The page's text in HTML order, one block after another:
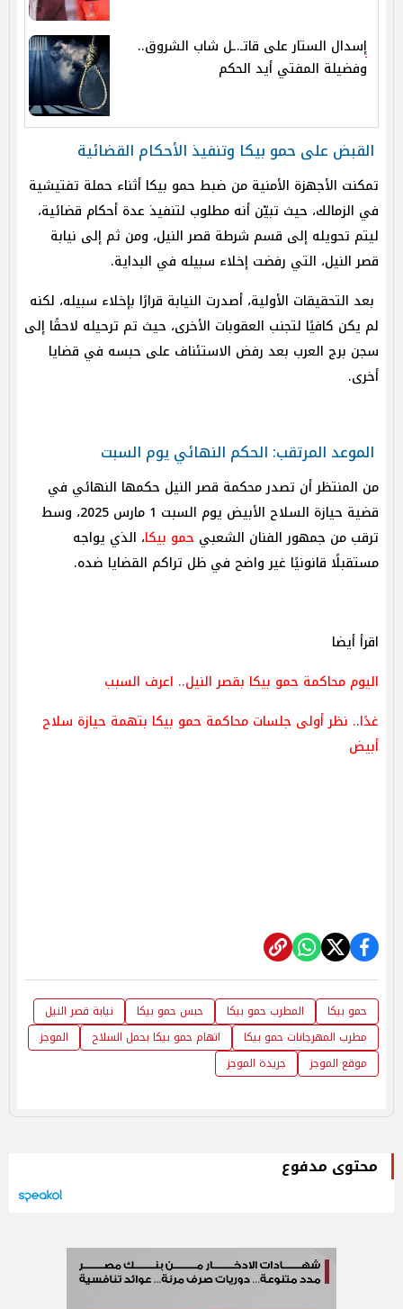
إسدال الستار على قاتـ.ـل شاب الشروق..
وفضيلة المفتي أيد الحكم
القبض على حمو بيكا وتنفيذ الأحكام القضائية
تمكنت الأجهزة الأمنية من ضبط حمو بيكا أثناء حملة تفتيشية
في الزمالك، حيث تبيّن أنه مطلوب لتنفيذ عدة أحكام قضائية،
ليتم تحويله إلى قسم شرطة قصر النيل، ومن ثم إلى نيابة
قصر النيل، التي رفضت إخلاء سبيله في البداية.
بعد التحقيقات الأولية، أصدرت النيابة قرارًا بإخلاء سبيله، لكنه
لم يكن كافيًا لتجنب العقوبات الأخرى، حيث تم ترحيله لاحقًا إلى
سجن برج العرب بعد رفض الاستئناف على حبسه في قضايا
أخرى.
الموعد المرتقب: الحكم النهائي يوم السبت
من المنتظر أن تصدر محكمة قصر النيل حكمها النهائي في
قضية حيازة السلاح الأبيض يوم السبت 1 مارس 2025، وسط
ترقب من جمهور الفنان الشعبي حمو بيكا، الذي يواجه
مستقبلًا قانونيًا غير واضح في ظل تراكم القضايا ضده.
اقرأ أيضا
اليوم محاكمة حمو بيكا بقصر النيل.. اعرف السبب
غدًا.. نظر أولى جلسات محاكمة حمو بيكا بتهمة حيازة سلاح
أبيض
حمو بيكا المطرب حمو بيكا حبس حمو بيكا
نيابة قصر النيل
مطرب المهرجانات حمو بيكا
اتهام حمو بيكا بحمل السلاح
الموجز
موقع الموجز
جريدة الموجز
محتوى مدفوع